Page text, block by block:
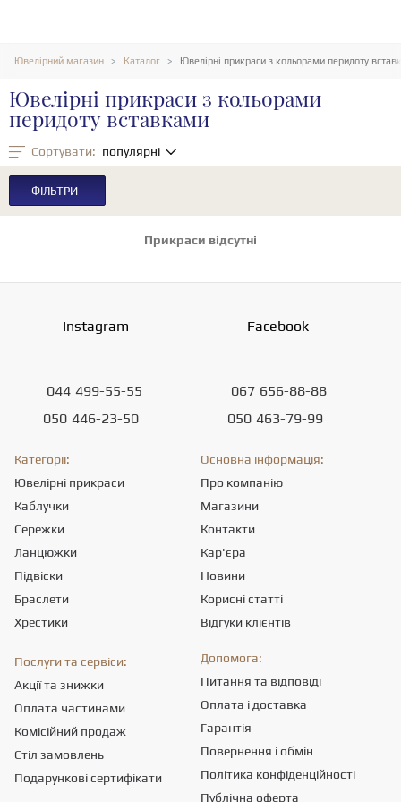
Ювелірний магазин Каталог Ювелірні прикраси з кольорами перидоту
Ювелірні прикраси з кольорами
перидоту вставками
Сортувати: популярні
ФІЛЬТРИ
Прикраси відсутні
Instagram Facebook
044 499-55-55
050 446-23-50
067 656-88-88
050 463-79-99
Категорії:
Ювелірні прикраси
Каблучки
Сережки
Ланцюжки
Підвіски
Браслети
Хрестики
Основна інформація:
Про компанію
Магазини
Контакти
Кар'єра
Новини
Корисні статті
Відгуки клієнтів
Послуги та сервіси:
Акції та знижки
Оплата частинами
Комісійний продаж
Стіл замовлень
Подарункові сертифікати
Допомога:
Питання та відповіді
Оплата і доставка
Гарантія
Повернення і обмін
Політика конфіденційності
Публічна оферта